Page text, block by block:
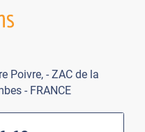
Poivre, - ZAC de la
- FRANCE